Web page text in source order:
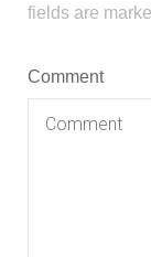
fields are
Comment